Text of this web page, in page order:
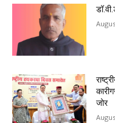
जोर